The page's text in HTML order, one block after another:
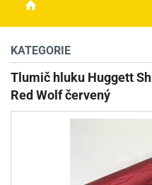
OPTIKA
STŘELIVO
KATEGORIE
Tlumič hluku Huggett
Red Wolf červený